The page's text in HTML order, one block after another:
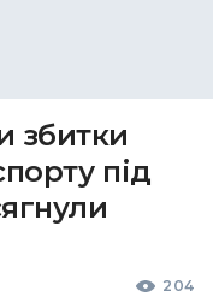
збитки
під
204